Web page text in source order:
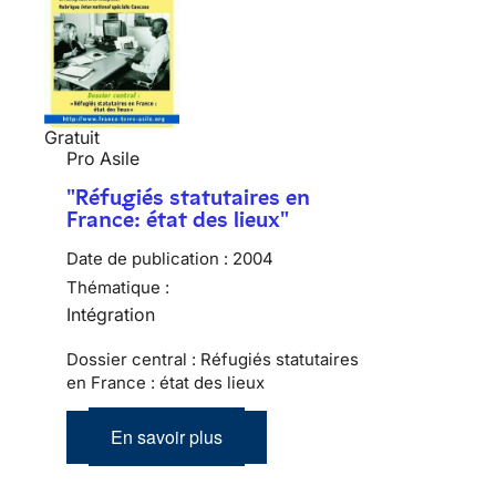
Gratuit
Pro Asile
"Réfugiés statutaires en
France: état des lieux"
Date de publication : 2004
Thématique :
Intégration
Dossier central : Réfugiés statutaires
en France : état des lieux
En savoir plus